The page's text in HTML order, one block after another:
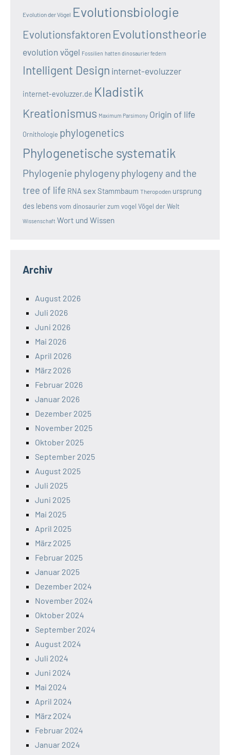
Evolution der Vögel Evolutionsbiologie
Evolutionsfaktoren Evolutionstheorie
evolution vögel Fossilien hatten dinosaurier federn
Intelligent Design internet-evoluzzer
internet-evoluzzer.de Kladistik
Kreationismus Maximum Parsimony Origin of life
Ornithologie phylogenetics
Phylogenetische systematik
Phylogenie phylogenyphylogeny and the
tree of life RNA sex Stammbaum Theropoden ursprung
des lebensvom dinosaurier zum vogel Vögel der Welt
Wissenschaft Wort und Wissen
Archiv
August 2026
Juli 2026
Juni 2026
Mai 2026
April 2026
März 2026
Februar 2026
Januar 2026
Dezember 2025
November 2025
Oktober 2025
September 2025
August 2025
Juli 2025
Juni 2025
Mai 2025
April 2025
März 2025
Februar 2025
Januar 2025
Dezember 2024
November 2024
Oktober 2024
September 2024
August 2024
Juli 2024
Juni 2024
Mai 2024
April 2024
März 2024
Februar 2024
Januar 2024